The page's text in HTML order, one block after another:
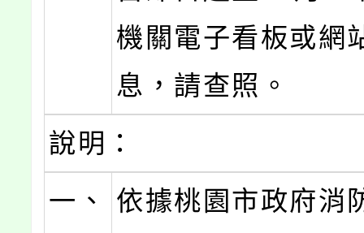
機關電子看板或網
息，請查照。
說明：
一、
依據桃園市政府消